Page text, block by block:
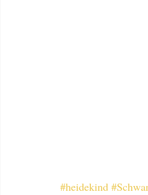
#heidekind